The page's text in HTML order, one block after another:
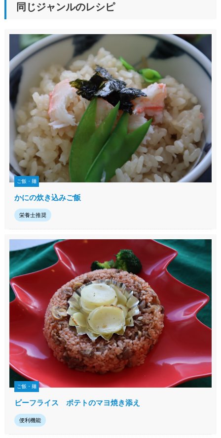
同じジャンルのレシピ
ご飯・麺
かにの炊き込みご飯
栄養士推奨
ご飯・麺
ビーフライス ポテトのマヨ焼き添え
便利機能